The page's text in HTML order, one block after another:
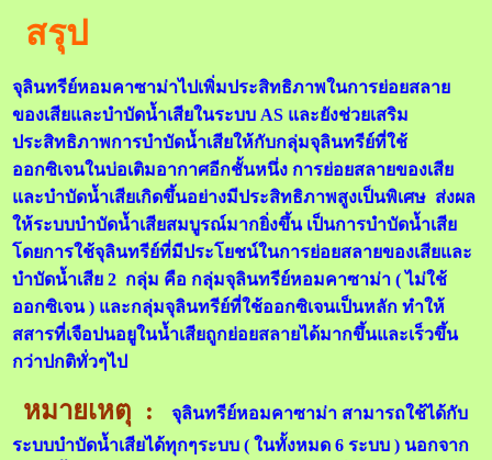
สรุป
จุลินทรีย์หอมคาซาม่าไปเพิ่มประสิทธิภาพในการย่อยสลาย
ของเสียและบำบัดน้ำเสียในระบบ AS และยังช่วยเสริม
ประสิทธิภาพการบำบัดน้ำเสียให้กับกลุ่มจุลินทรีย์ที่ใช้
ออกซิเจนในบ่อเติมอากาศอีกชั้นหนึ่ง การย่อยสลายของเสีย
และบำบัดน้ำเสียเกิดขึ้นอย่างมีประสิทธิภาพสูงเป็นพิเศษ ส่งผล
ให้ระบบบำบัดน้ำเสียสมบูรณ์มากยิ่งขึ้น เป็นการบำบัดน้ำเสีย
โดยการใช้จุลินทรีย์ที่มีประโยชน์ในการย่อยสลายของเสียและ
บำบัดน้ำเสีย 2 กลุ่ม คือ กลุ่มจุลินทรีย์หอมคาซาม่า ( ไม่ใช้
ออกซิเจน ) และกลุ่มจุลินทรีย์ที่ใช้ออกซิเจนเป็นหลัก ทำให้
สสารที่เจือปนอยูในน้ำเสียถูกย่อยสลายได้มากขึ้นและเร็วขึ้น
กว่าปกติทั่วๆไป
หมายเหตุ :
จุลินทรีย์หอมคาซาม่า สามารถใช้ได้กับ
ระบบบำบัดน้ำเสียได้ทุกๆระบบ ( ในทั้งหมด 6 ระบบ ) นอกจาก